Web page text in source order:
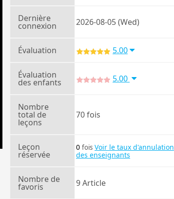
Dernière
connexion 2026-08-05 (Wed)
Évaluation 5.00
Évaluation
des enfants 5.00
Nombre
total de
leçons
70 fois
Leçon
réservée
0 fois Voir le taux d'annulation
des enseignants
Nombre de
favoris 9 Article